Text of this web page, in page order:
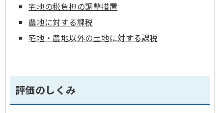
宅地の税負担の調整措置
農地に対する課税
宅地・農地以外の土地に対する課税
評価のしくみ